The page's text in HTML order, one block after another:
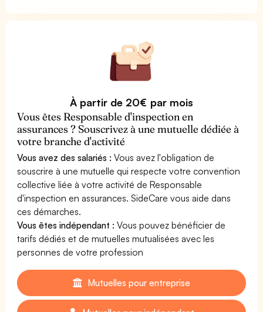
À partir de 20€ par mois
Vous êtes Responsable d'inspection en
assurances ? Souscrivez à une mutuelle dédiée à
votre branche d'activité
Vous avez des salariés : Vous avez l'obligation de
souscrire à une mutuelle qui respecte votre convention
collective liée à votre activité de Responsable
d'inspection en assurances. SideCare vous aide dans
ces démarches.
Vous êtes indépendant : Vous pouvez bénéficier de
tarifs dédiés et de mutuelles mutualisées avec les
personnes de votre profession
Mutuelles pour entreprise